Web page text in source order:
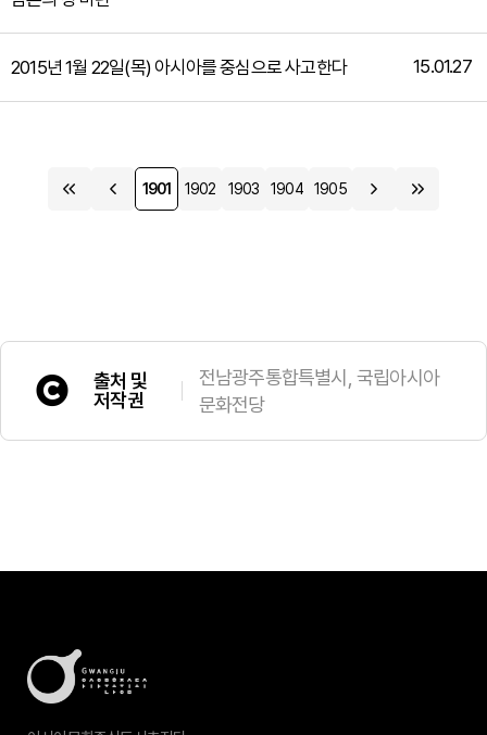
2015년 1월 22일(목) 아시아를 중심으로 사고한다 15.01.27
1901 1902 1903 1904 1905
출처 및
저작권
전남광주통합특별시, 국립아시아
문화전당